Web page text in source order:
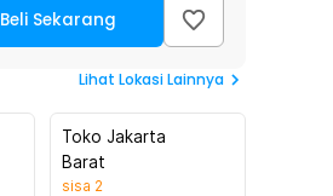
Beli Sekarang
Lihat Lokasi Lainnya
Toko Jakarta
Barat
sisa 2